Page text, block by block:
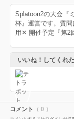
Splatoon2の大会『
杯』運営です。質
用✕ 開催予定『第2
いいね！してくれ
コメント （ 0 ）